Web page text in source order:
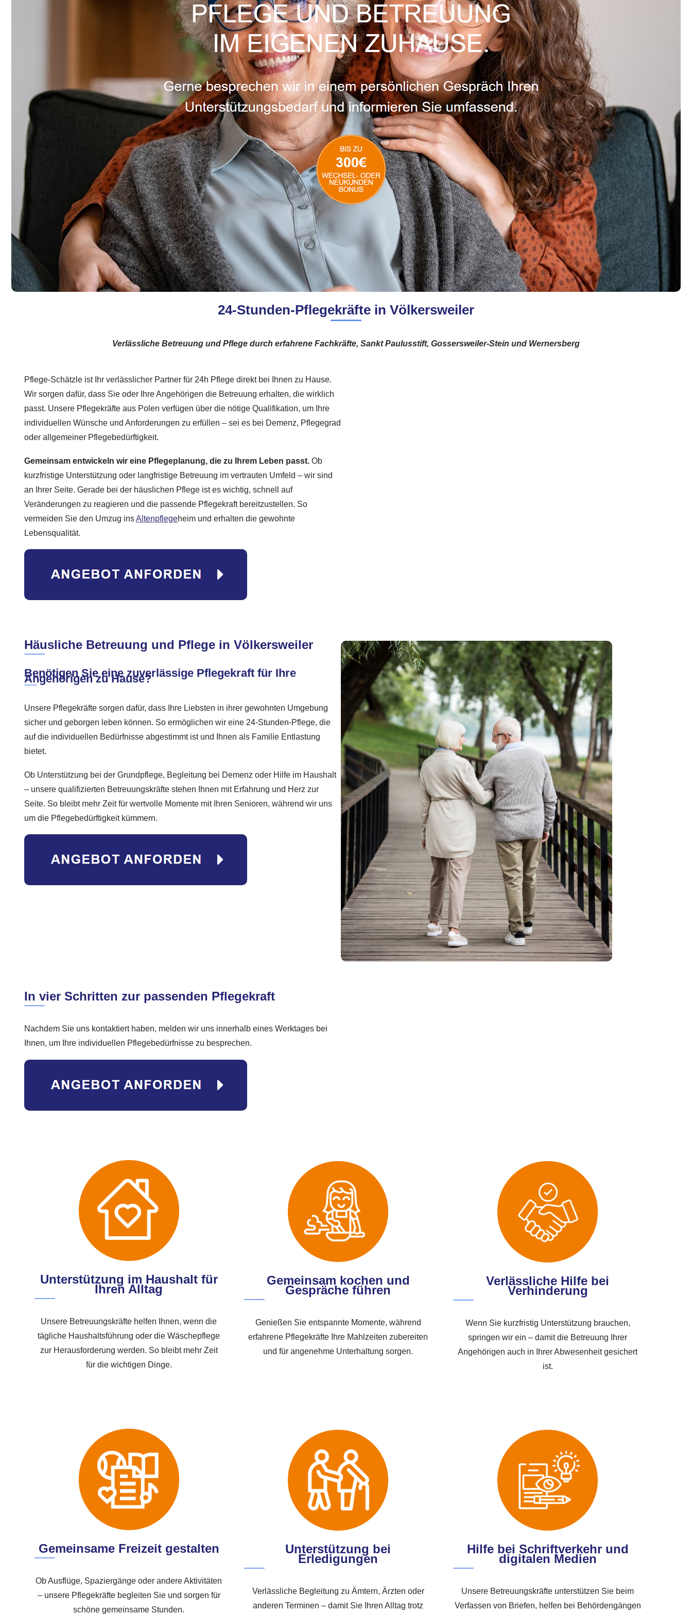
24-Stunden-Pflegekräfte in Völkersweiler
Verlässliche Betreuung und Pflege durch erfahrene Fachkräfte, Sankt Paulusstift, Gossersweiler-Stein und Wernersberg
Pflege-Schätzle ist Ihr verlässlicher Partner für 24h Pflege direkt bei Ihnen zu Hause.
Wir sorgen dafür, dass Sie oder Ihre Angehörigen die Betreuung erhalten, die wirklich
passt. Unsere Pflegekräfte aus Polen verfügen über die nötige Qualifikation, um Ihre
individuellen Wünsche und Anforderungen zu erfüllen – sei es bei Demenz, Pflegegrad
oder allgemeiner Pflegebedürftigkeit.
Gemeinsam entwickeln wir eine Pflegeplanung, die zu Ihrem Leben passt. Ob
kurzfristige Unterstützung oder langfristige Betreuung im vertrauten Umfeld – wir sind
an Ihrer Seite. Gerade bei der häuslichen Pflege ist es wichtig, schnell auf
Veränderungen zu reagieren und die passende Pflegekraft bereitzustellen. So
vermeiden Sie den Umzug insAltenpflegeheim und erhalten die gewohnte
Lebensqualität.
Häusliche Betreuung und Pflege in Völkersweiler
Benötigen Sie eine zuverlässige Pflegekraft für Ihre
Angehörigen zu Hause?
Unsere Pflegekräfte sorgen dafür, dass Ihre Liebsten in ihrer gewohnten Umgebung
sicher und geborgen leben können. So ermöglichen wir eine 24-Stunden-Pflege, die
auf die individuellen Bedürfnisse abgestimmt ist und Ihnen als Familie Entlastung
bietet.
Ob Unterstützung bei der Grundpflege, Begleitung bei Demenz oder Hilfe im Haushalt
– unsere qualifizierten Betreuungskräfte stehen Ihnen mit Erfahrung und Herz zur
Seite. So bleibt mehr Zeit für wertvolle Momente mit Ihren Senioren, während wir uns
um die Pflegebedürftigkeit kümmern.
In vier Schritten zur passenden Pflegekraft
Nachdem Sie uns kontaktiert haben, melden wir uns innerhalb eines Werktages bei
Ihnen, um Ihre individuellen Pflegebedürfnisse zu besprechen.
Unterstützung im Haushalt für
Ihren Alltag
Unsere Betreuungskräfte helfen Ihnen, wenn die
tägliche Haushaltsführung oder die Wäschepflege
zur Herausforderung werden. So bleibt mehr Zeit
für die wichtigen Dinge.
Gemeinsam kochen und
Gespräche führen
Genießen Sie entspannte Momente, während
erfahrene Pflegekräfte Ihre Mahlzeiten zubereiten
und für angenehme Unterhaltung sorgen.
Verlässliche Hilfe bei
Verhinderung
Wenn Sie kurzfristig Unterstützung brauchen,
springen wir ein – damit die Betreuung Ihrer
Angehörigen auch in Ihrer Abwesenheit gesichert
ist.
Gemeinsame Freizeit gestalten
Ob Ausflüge, Spaziergänge oder andere Aktivitäten
– unsere Pflegekräfte begleiten Sie und sorgen für
schöne gemeinsame Stunden.
Unterstützung bei
Erledigungen
Verlässliche Begleitung zu Ämtern, Ärzten oder
anderen Terminen – damit Sie Ihren Alltag trotz
Hilfe bei Schriftverkehr und
digitalen Medien
Unsere Betreuungskräfte unterstützen Sie beim
Verfassen von Briefen, helfen bei Behördengängen